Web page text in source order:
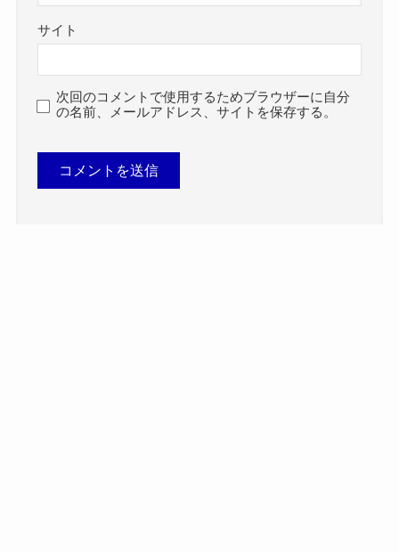
サイト
次回のコメントで使用するためブラウザーに自分
の名前、メールアドレス、サイトを保存する。